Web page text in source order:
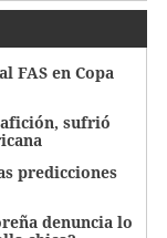
FAS en Copa
sufrió
predicciones
denuncia lo